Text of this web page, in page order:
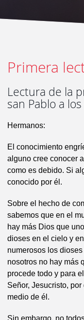
Primera
Lectura de la
san Pablo a
Hermanos:
El conocimiento
alguno cree conocer
como es debido. Si
conocido por él.
Sobre el hecho de
sabemos que en el
hay más Dios que
dioses en el cielo y
numerosos los
nosotros no hay más
procede todo y para
Señor, Jesucristo,
medio de él.